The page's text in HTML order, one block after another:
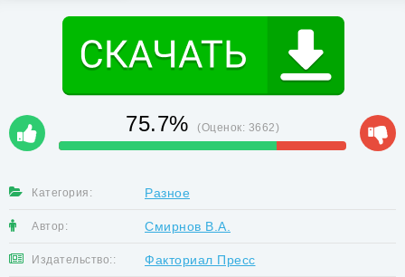
75.7% (Оценок: 3662)
Категория: Разное
Автор: Смирнов В.А.
Издательство:: Факториал Пресс